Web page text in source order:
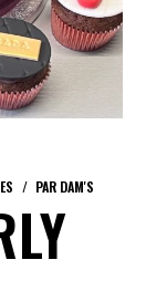
PAR DAM'S